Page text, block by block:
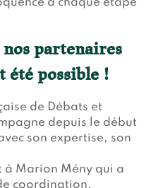
à chaque étape
partenaires
été possible !
de Débats et
depuis le début
son expertise, son
Marion Mény qui a
coordination.